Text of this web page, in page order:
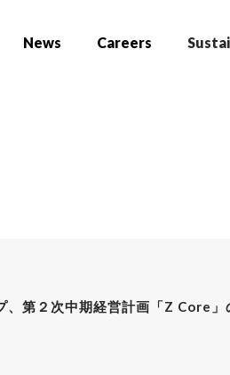
News Careers
、第２次中期経営計画「Z Core